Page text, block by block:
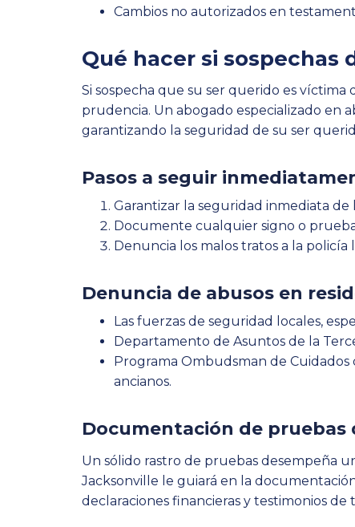
Cambios no autorizados en
Qué hacer si sospechas
Si sospecha que su ser querido es
prudencia. Un abogado especializado en
garantizando la seguridad de su ser
Pasos a seguir
Garantizar la seguridad inmediata
Documente cualquier signo o
Denuncia los malos tratos a la
Denuncia de abusos en
Las fuerzas de seguridad locales,
Departamento de Asuntos de la
Programa Ombudsman de Cuidados
ancianos.
Documentación de pruebas
Un sólido rastro de pruebas desempeña
Jacksonville le guiará en la
declaraciones financieras y testimonios de